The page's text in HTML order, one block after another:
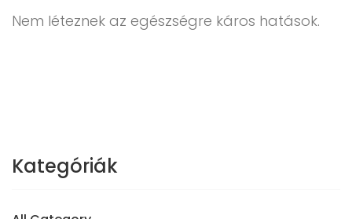
Nem léteznek az egészségre káros hatások.
Kategóriák